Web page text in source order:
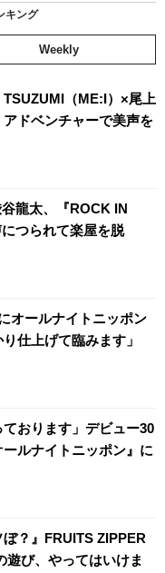
キング
Weekly
TSUZUMI（ME:I）×尾上
ドベンチャーで美声を
龍太、『ROCK IN
つられて楽屋を脱
オールナイトニッポン
仕上げて臨みます」
ております」デビュー30
ルナイトニッポン』に
ぼ？』FRUITS ZIPPER
遊び、やってはいけま